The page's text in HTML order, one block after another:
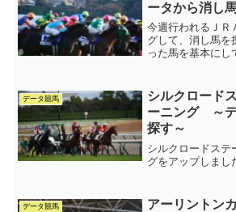
ータから消し
今週行われるＪＲ
グして、消し馬を
った馬を基本にし
データ競馬
シルクロード
ーニング ～
探す～
シルクロードステ
グをアップしまし
データ競馬
アーリントン